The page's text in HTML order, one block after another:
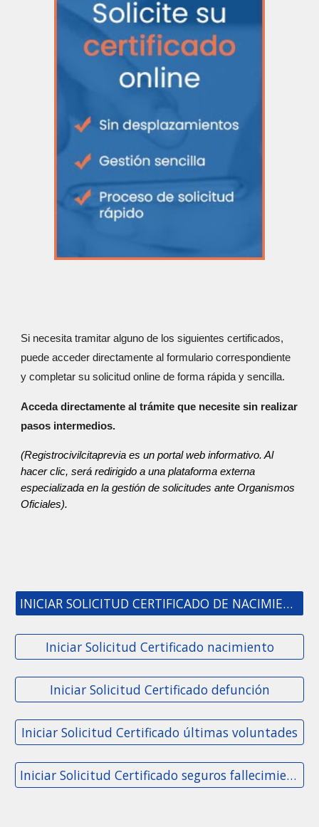
Si necesita tramitar alguno de los siguientes certificados,
puede acceder directamente al formulario correspondiente
y completar su solicitud online de forma rápida y sencilla.
Acceda directamente al trámite que necesite sin realizar
pasos intermedios.
(Registrocivilcitaprevia es un portal web informativo. Al
hacer clic, será redirigido a una plataforma externa
especializada en la gestión de solicitudes ante Organismos
Oficiales).
INICIAR SOLICITUD CERTIFICADO DE NACIMIENTO
Iniciar Solicitud Certificado nacimiento
Iniciar Solicitud Certificado defunción
Iniciar Solicitud Certificado últimas voluntades
Iniciar Solicitud Certificado seguros fallecimiento